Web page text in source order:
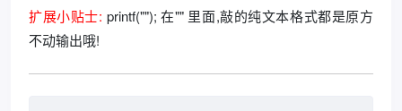
扩展小贴士: printf(""); 在"" 里面,敲的纯文本格式都是原方
不动输出哦!